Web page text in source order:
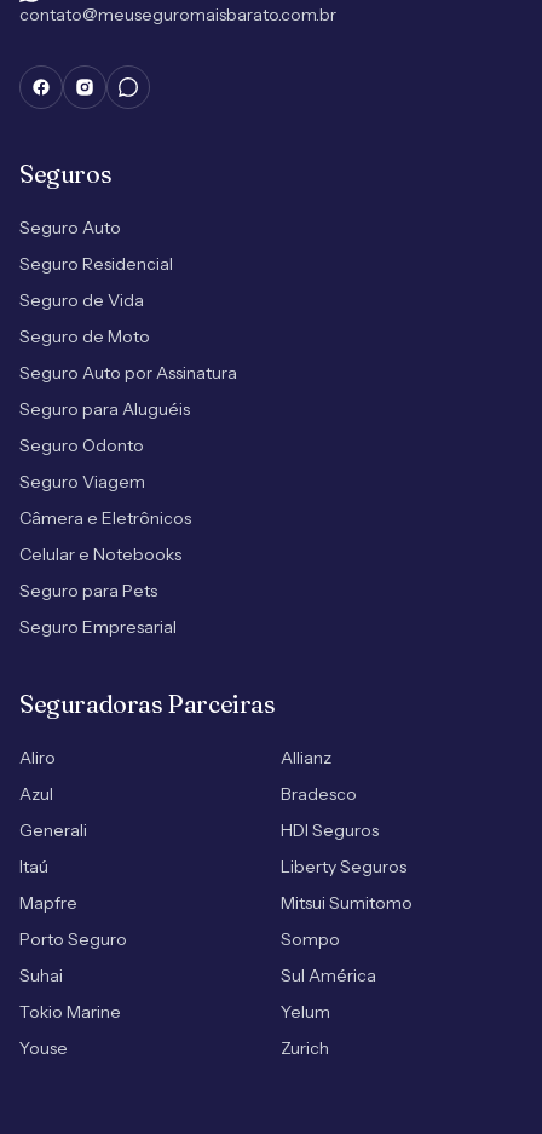
contato@meuseguromaisbarato.com.br
Seguros
Seguro Auto
Seguro Residencial
Seguro de Vida
Seguro de Moto
Seguro Auto por Assinatura
Seguro para Aluguéis
Seguro Odonto
Seguro Viagem
Câmera e Eletrônicos
Celular e Notebooks
Seguro para Pets
Seguro Empresarial
Seguradoras Parceiras
Aliro
Allianz
Azul
Bradesco
Generali
HDI Seguros
Itaú
Liberty Seguros
Mapfre
Mitsui Sumitomo
Porto Seguro
Sompo
Suhai
Sul América
Tokio Marine
Yelum
Youse
Zurich